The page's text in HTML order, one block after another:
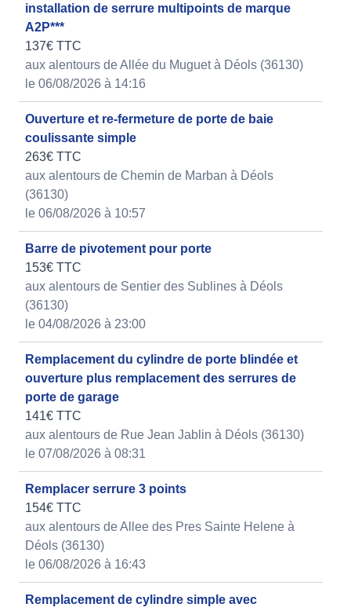
installation de serrure multipoints de marque
A2P***
137€ TTC
aux alentours de Allée du Muguet à Déols (36130)
le 06/08/2026 à 14:16
Ouverture et re-fermeture de porte de baie
coulissante simple
263€ TTC
aux alentours de Chemin de Marban à Déols
(36130)
le 06/08/2026 à 10:57
Barre de pivotement pour porte
153€ TTC
aux alentours de Sentier des Sublines à Déols
(36130)
le 04/08/2026 à 23:00
Remplacement du cylindre de porte blindée et
ouverture plus remplacement des serrures de
porte de garage
141€ TTC
aux alentours de Rue Jean Jablin à Déols (36130)
le 07/08/2026 à 08:31
Remplacer serrure 3 points
154€ TTC
aux alentours de Allee des Pres Sainte Helene à
Déols (36130)
le 06/08/2026 à 16:43
Remplacement de cylindre simple avec